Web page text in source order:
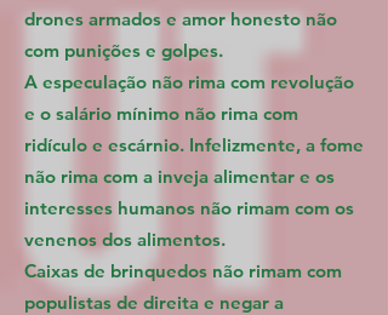
drones armados e amor honesto não
com punições e golpes.
A especulação não rima com revolução
e o salário mínimo não rima com
ridículo e escárnio. Infelizmente, a fome
não rima com a inveja alimentar e os
interesses humanos não rimam com os
venenos dos alimentos.
Caixas de brinquedos não rimam com
populistas de direita e negar a